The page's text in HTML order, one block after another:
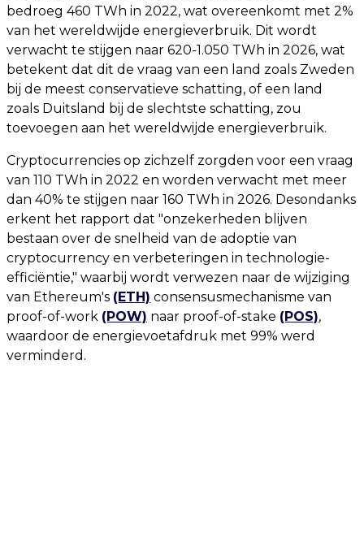
bedroeg 460 TWh in 2022, wat overeenkomt met 2%
van het wereldwijde energieverbruik. Dit wordt
verwacht te stijgen naar 620-1.050 TWh in 2026, wat
betekent dat dit de vraag van een land zoals Zweden
bij de meest conservatieve schatting, of een land
zoals Duitsland bij de slechtste schatting, zou
toevoegen aan het wereldwijde energieverbruik.
Cryptocurrencies op zichzelf zorgden voor een vraag
van 110 TWh in 2022 en worden verwacht met meer
dan 40% te stijgen naar 160 TWh in 2026. Desondanks
erkent het rapport dat "onzekerheden blijven
bestaan over de snelheid van de adoptie van
cryptocurrency en verbeteringen in technologie-
efficiëntie," waarbij wordt verwezen naar de wijziging
van Ethereum's (ETH) consensusmechanisme van
proof-of-work (POW) naar proof-of-stake (POS),
waardoor de energievoetafdruk met 99% werd
verminderd.